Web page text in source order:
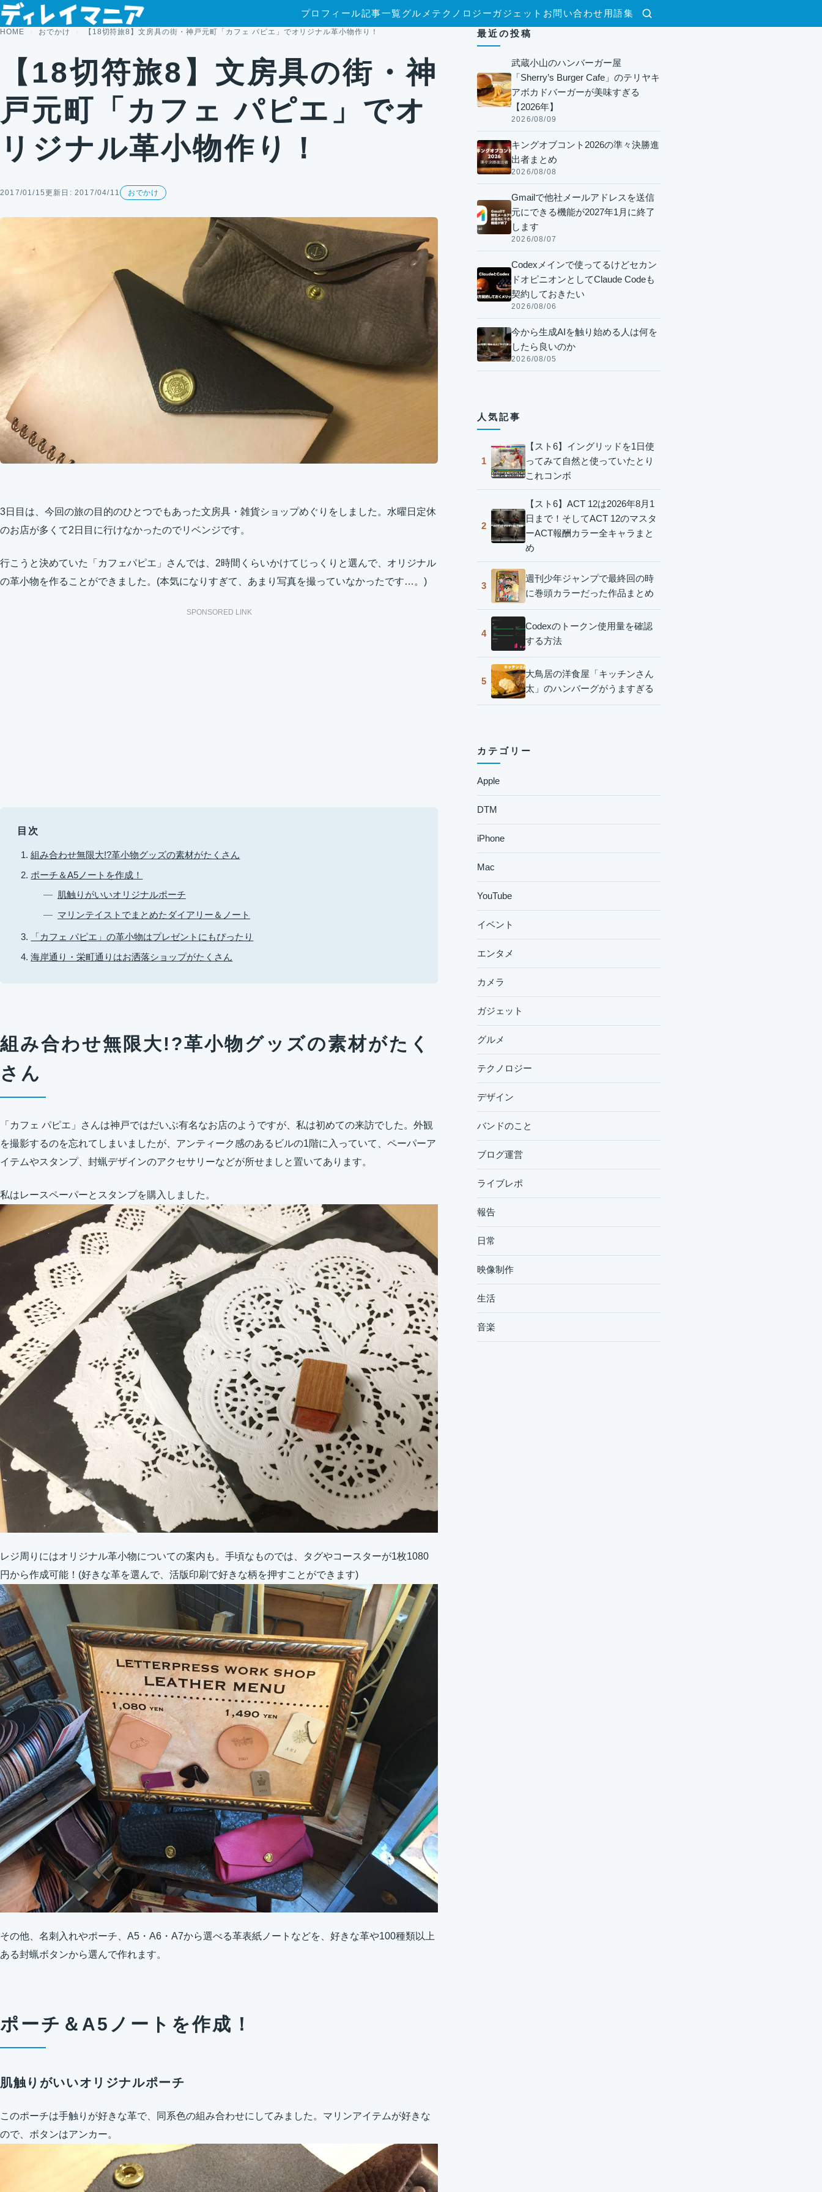
コンテンツへスキップ
検索
プロフィール記事一覧グルメ テクノロジー ガジェット お問い合わせ 用語集
HOME おでかけ 【18切符旅8】文房具の街・神戸元町「カフェ パピエ」でオリジナル革小物作り！
【18切符旅8】文房具の街・神
戸元町「カフェ パピエ」でオ
リジナル革小物作り！
2017/01/15更新日: 2017/04/11 おでかけ
3日目は、今回の旅の目的のひとつでもあった文房具・雑貨ショップめぐりをしました。水曜日定休
のお店が多くて2日目に行けなかったのでリベンジです。
行こうと決めていた「カフェパピエ」さんでは、2時間くらいかけてじっくりと選んで、オリジナル
の革小物を作ることができました。(本気になりすぎて、あまり写真を撮っていなかったです…。)
SPONSORED LINK
目次
組み合わせ無限大!?革小物グッズの素材がたくさん
ポーチ＆A5ノートを作成！
肌触りがいいオリジナルポーチ
マリンテイストでまとめたダイアリー＆ノート
「カフェ パピエ」の革小物はプレゼントにもぴったり
海岸通り・栄町通りはお洒落ショップがたくさん
組み合わせ無限大!?革小物グッズの素材がたく
さん
「カフェ パピエ」さんは神戸ではだいぶ有名なお店のようですが、私は初めての来訪でした。外観
を撮影するのを忘れてしまいましたが、アンティーク感のあるビルの1階に入っていて、ペーパーア
イテムやスタンプ、封蝋デザインのアクセサリーなどが所せましと置いてあります。
私はレースペーパーとスタンプを購入しました。
レジ周りにはオリジナル革小物についての案内も。手頃なものでは、タグやコースターが1枚1080
円から作成可能！(好きな革を選んで、活版印刷で好きな柄を押すことができます)
その他、名刺入れやポーチ、A5・A6・A7から選べる革表紙ノートなどを、好きな革や100種類以上
ある封蝋ボタンから選んで作れます。
ポーチ＆A5ノートを作成！
肌触りがいいオリジナルポーチ
このポーチは手触りが好きな革で、同系色の組み合わせにしてみました。マリンアイテムが好きな
ので、ボタンはアンカー。
最近の投稿
武蔵小山のハンバーガー屋
「Sherry’s Burger Cafe」のテリヤキ
アボカドバーガーが美味すぎる
【2026年】
2026/08/09
キングオブコント2026の準々決勝進
出者まとめ
2026/08/08
Gmailで他社メールアドレスを送信
元にできる機能が2027年1月に終了
します
2026/08/07
Codexメインで使ってるけどセカン
ドオピニオンとしてClaude Codeも
契約しておきたい
2026/08/06
今から生成AIを触り始める人は何を
したら良いのか
2026/08/05
人気記事
1
【スト6】イングリッドを1日使
ってみて自然と使っていたとり
これコンボ
2
【スト6】ACT 12は2026年8月1
日まで！そしてACT 12のマスタ
ーACT報酬カラー全キャラまと
め
3
週刊少年ジャンプで最終回の時
に巻頭カラーだった作品まとめ
4
Codexのトークン使用量を確認
する方法
5
大鳥居の洋食屋「キッチンさん
太」のハンバーグがうますぎる
カテゴリー
Apple
DTM
iPhone
Mac
YouTube
イベント
エンタメ
カメラ
ガジェット
グルメ
テクノロジー
デザイン
バンドのこと
ブログ運営
ライブレポ
報告
日常
映像制作
生活
音楽